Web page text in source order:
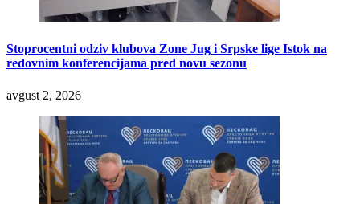
Stoprocentni odziv klubova Zone Jug i Srpske lige Istok na
redovnim konferencijama pred novu sezonu
avgust 2, 2026